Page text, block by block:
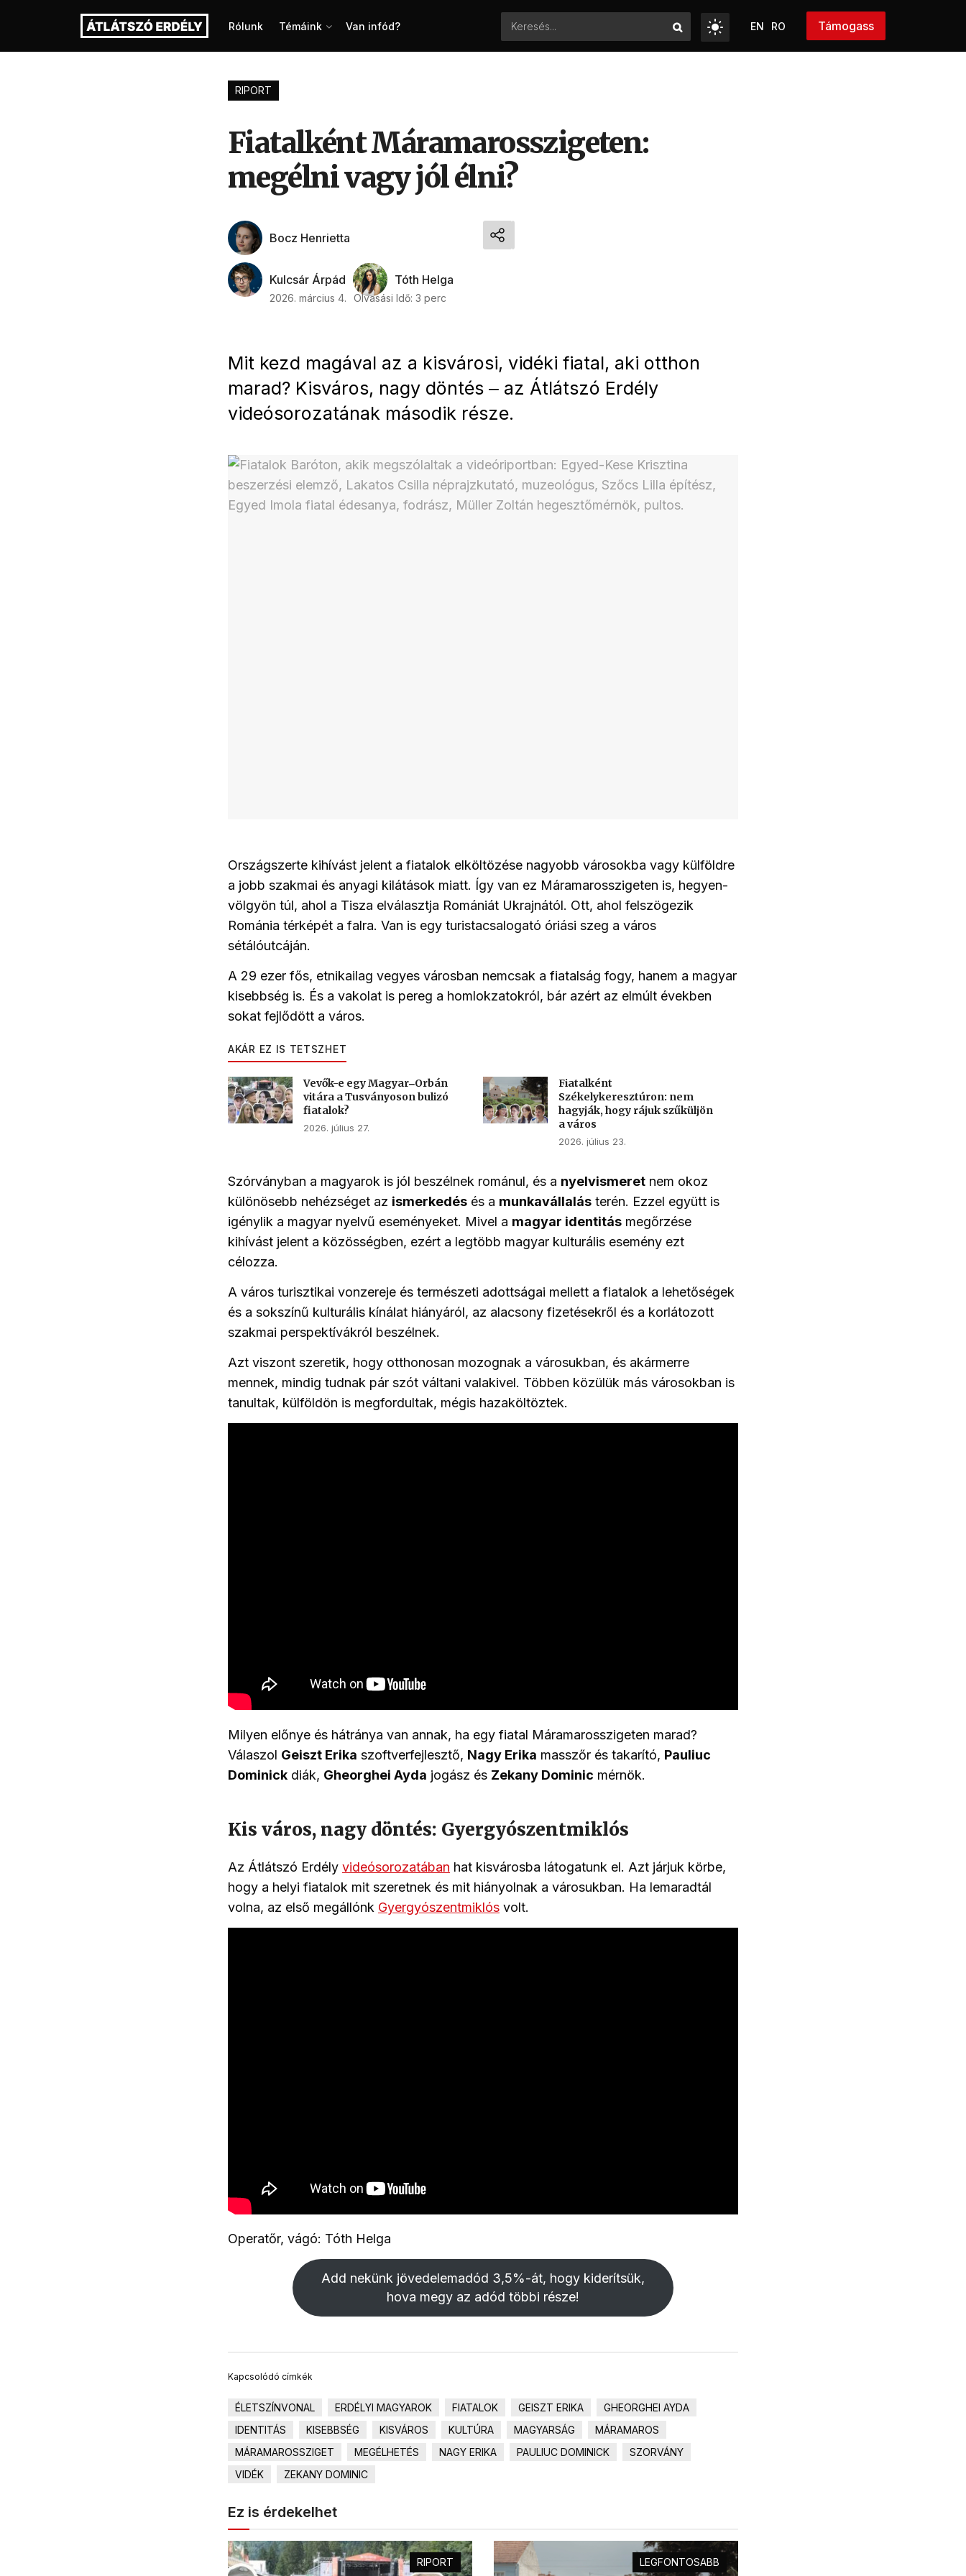
Rólunk Témáink Van infód? EN RO Támogass
RIPORT
Fiatalként Máramarosszigeten:
megélni vagy jól élni?
Bocz Henrietta
Kulcsár Árpád Tóth Helga
2026. március 4. Olvasási Idő: 3 perc
Mit kezd magával az a kisvárosi, vidéki fiatal, aki otthon
marad? Kisváros, nagy döntés ‒ az Átlátszó Erdély
videósorozatának második része.
Országszerte kihívást jelent a fiatalok elköltözése nagyobb városokba vagy külföldre
a jobb szakmai és anyagi kilátások miatt. Így van ez Máramarosszigeten is, hegyen-
völgyön túl, ahol a Tisza elválasztja Romániát Ukrajnától. Ott, ahol felszögezik
Románia térképét a falra. Van is egy turistacsalogató óriási szeg a város
sétálóutcáján.
A 29 ezer fős, etnikailag vegyes városban nemcsak a fiatalság fogy, hanem a magyar
kisebbség is. És a vakolat is pereg a homlokzatokról, bár azért az elmúlt években
sokat fejlődött a város.
AKÁR EZ IS TETSZHET
Vevők-e egy Magyar‒Orbán
vitára a Tusványoson bulizó
fiatalok?
2026. július 27.
Fiatalként
Székelykeresztúron: nem
hagyják, hogy rájuk szűküljön
a város
2026. július 23.
Szórványban a magyarok is jól beszélnek románul, és a nyelvismeret nem okoz
különösebb nehézséget az ismerkedés és a munkavállalás terén. Ezzel együtt is
igénylik a magyar nyelvű eseményeket. Mivel a magyar identitás megőrzése
kihívást jelent a közösségben, ezért a legtöbb magyar kulturális esemény ezt
célozza.
A város turisztikai vonzereje és természeti adottságai mellett a fiatalok a lehetőségek
és a sokszínű kulturális kínálat hiányáról, az alacsony fizetésekről és a korlátozott
szakmai perspektívákról beszélnek.
Azt viszont szeretik, hogy otthonosan mozognak a városukban, és akármerre
mennek, mindig tudnak pár szót váltani valakivel. Többen közülük más városokban is
tanultak, külföldön is megfordultak, mégis hazaköltöztek.
Milyen előnye és hátránya van annak, ha egy fiatal Máramarosszigeten marad?
Válaszol Geiszt Erika szoftverfejlesztő, Nagy Erika masszőr és takarító, Pauliuc
Dominick diák, Gheorghei Ayda jogász és Zekany Dominic mérnök.
Kis város, nagy döntés: Gyergyószentmiklós
Az Átlátszó Erdély videósorozatában hat kisvárosba látogatunk el. Azt járjuk körbe,
hogy a helyi fiatalok mit szeretnek és mit hiányolnak a városukban. Ha lemaradtál
volna, az első megállónk Gyergyószentmiklós volt.
Operatőr, vágó: Tóth Helga
Add nekünk jövedelemadód 3,5%-át, hogy kiderítsük,
hova megy az adód többi része!
Kapcsolódó címkék
ÉLETSZÍNVONAL ERDÉLYI MAGYAROK FIATALOK GEISZT ERIKA
GHEORGHEI AYDA
IDENTITÁS
KISEBBSÉG KISVÁROS KULTÚRA MAGYARSÁG
MÁRAMAROS
MÁRAMAROSSZIGET
MEGÉLHETÉS NAGY ERIKA PAULIUC DOMINICK
SZORVÁNY
VIDÉK
ZEKANY DOMINIC
Ez is érdekelhet
RIPORT LEGFONTOSABB